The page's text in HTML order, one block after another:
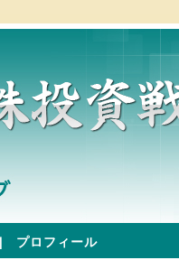
プロフィール